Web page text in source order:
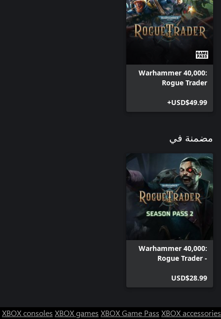
Warhammer 40,000:
Rogue Trader
USD$49.99+
مضمنة في
Warhammer 40,000:
Rogue Trader -
USD$28.99
XBOX consoles XBOX games XBOX Game Pass XBOX accessories